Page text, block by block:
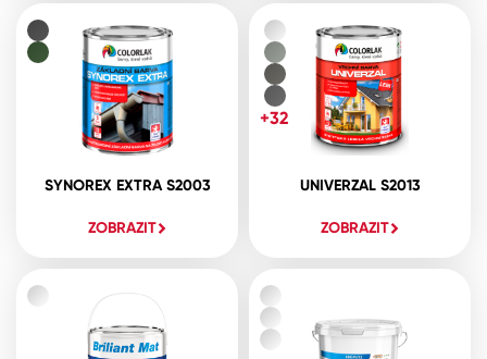
SYNOREX EXTRA S2003
ZOBRAZIT
UNIVERZAL S2013
ZOBRAZIT
+32